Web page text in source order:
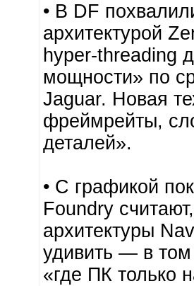
• В DF
архитектурой
hyper-threading
мощности» по
Jaguar. Новая
фреймрейты,
деталей».
• С графикой
Foundry
архитектуры
удивить — в том
«где ПК только